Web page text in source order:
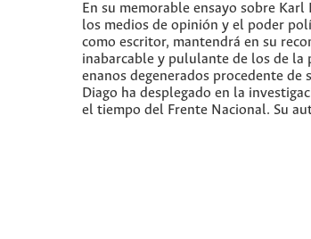
En su memorable ensayo sobre
los medios de opinión y el poder
como escritor, mantendrá en su
inabarcable y pululante de los de la
enanos degenerados procedente de
Diago ha desplegado en la
el tiempo del Frente Nacional. Su